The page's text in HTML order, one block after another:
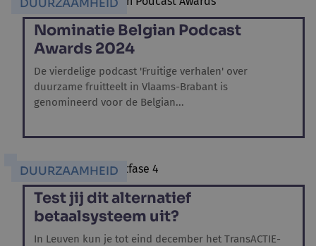
DUURZAAMHEID
Nominatie Belgian Podcast
Awards 2024
De vierdelige podcast 'Fruitige verhalen' over
duurzame fruitteelt in Vlaams-Brabant is
genomineerd voor de Belgian...
DUURZAAMHEID
Test jij dit alternatief
betaalsysteem uit?
In Leuven kun je tot eind december het TransACTIE-